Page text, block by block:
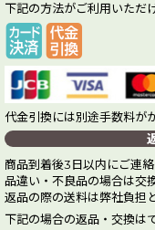
下記の方法がご利用いただ
代金引換には別途手数料が
商品到着後3日以内にご連絡
品違い・不良品の場合は交
返品の際の送料は弊社負担
下記の場合の返品・交換は